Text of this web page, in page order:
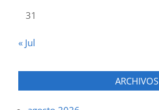
31
« Jul
ARCHIVOS